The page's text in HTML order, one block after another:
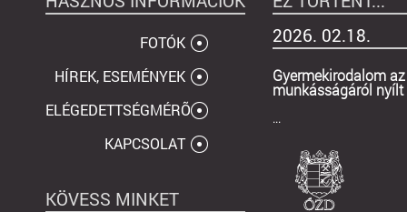
FOTÓK
HÍREK, ESEMÉNYEK
ELÉGEDETTSÉGMÉRÕ
KAPCSOLAT
KÖVESS MINKET
2026. 02.18.
Gyermekirodalom
munkásságáról
...